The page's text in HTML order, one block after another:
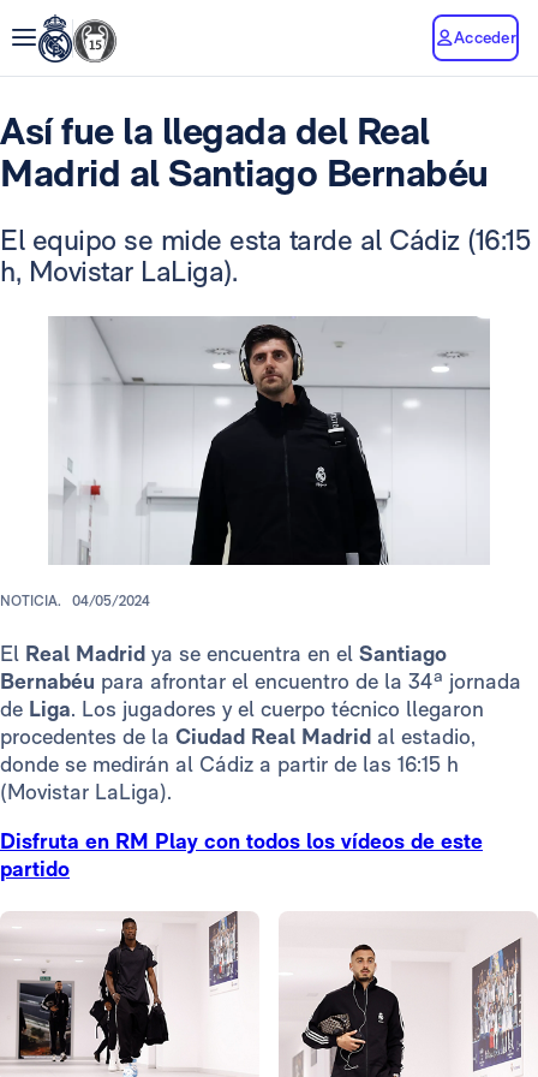
Acceder
Así fue la llegada del Real
Madrid al Santiago Bernabéu
El equipo se mide esta tarde al Cádiz (16:15
h, Movistar LaLiga).
NOTICIA. 04/05/2024
El Real Madrid ya se encuentra en el Santiago
Bernabéu para afrontar el encuentro de la 34ª jornada
de Liga. Los jugadores y el cuerpo técnico llegaron
procedentes de la Ciudad Real Madrid al estadio,
donde se medirán al Cádiz a partir de las 16:15 h
(Movistar LaLiga).
Disfruta en RM Play con todos los vídeos de este
partido